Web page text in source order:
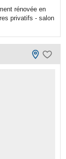
rénovée en
privatifs - salon